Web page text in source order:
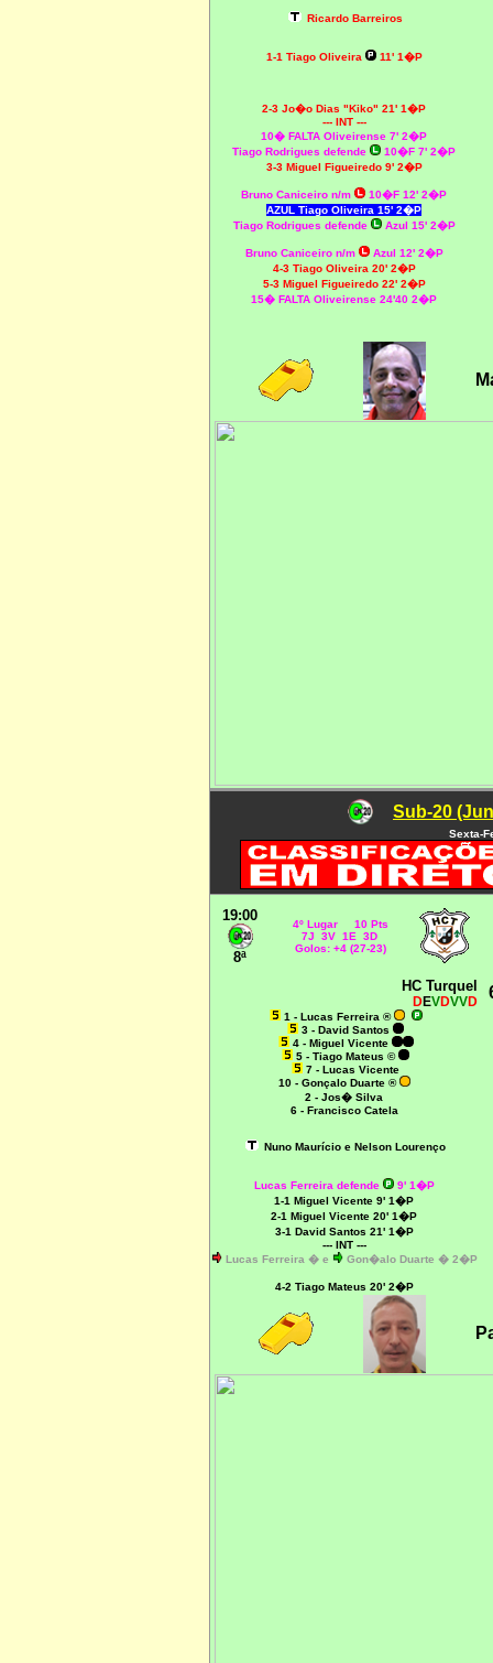
Ricardo Barreiros
1-1 Tiago Oliveira 11' 1�P
2-3 Jo�o Dias "Kiko" 21' 1�P
--- INT ---
10� FALTA Oliveirense 7' 2�P
Tiago Rodrigues defende
10�F 7' 2�P
3-3 Miguel Figueiredo 9' 2�P
Bruno Caniceiro n/m
10�F 12' 2�P
AZUL Tiago Oliveira 15' 2�P
Tiago Rodrigues defende
Azul 15' 2�P
Bruno Caniceiro n/m
Azul 12' 2�P
4-3 Tiago Oliveira 20' 2�P
5-3 Miguel Figueiredo 22' 2�P
15� FALTA Oliveirense 24'40 2�P
Sub-20
Sexta-
19:00
8ª
4º Lugar 10 Pts
7J 3V 1E 3D
Golos: +4 (27-23)
HC Turquel
DEVDVVD
1 - Lucas Ferreira ®
3 - David Santos
4 - Miguel Vicente
5 - Tiago Mateus ©
7 - Lucas Vicente
10 - Gonçalo Duarte ®
2 - Jos� Silva
6 - Francisco Catela
Nuno Maurício e Nelson Lourenço
Lucas Ferreira defende
9' 1�P
1-1 Miguel Vicente 9' 1�P
2-1 Miguel Vicente 20' 1�P
3-1 David Santos 21' 1�P
--- INT ---
Lucas Ferreira � e Gon�alo Duarte � 2�P
4-2 Tiago Mateus 20' 2�P